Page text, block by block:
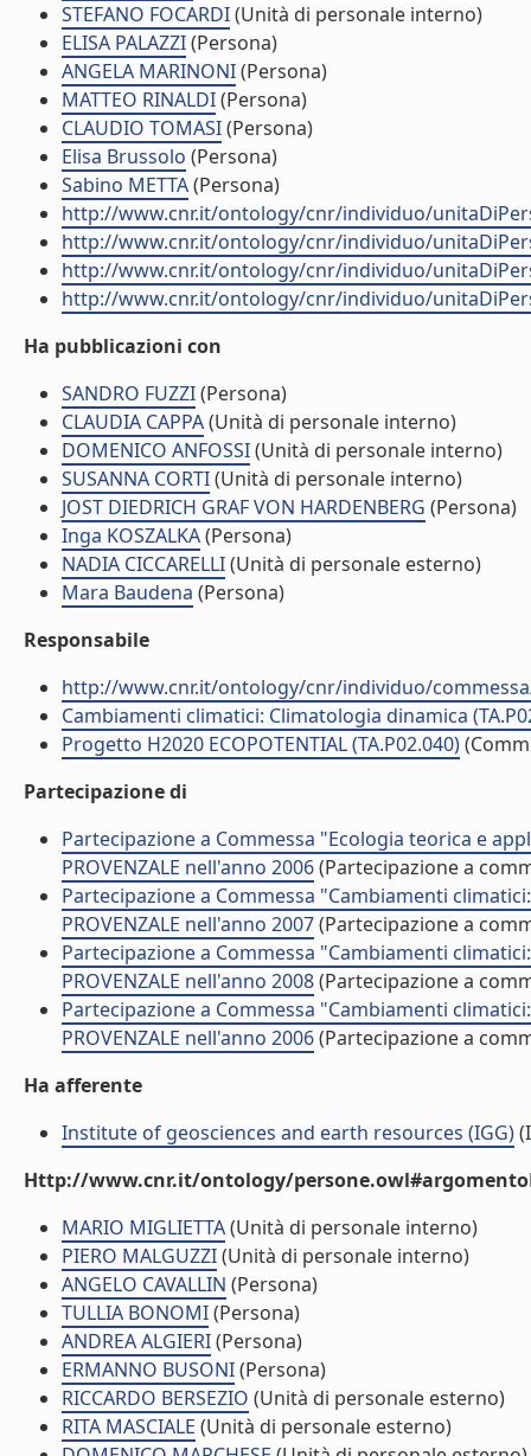
STEFANO FOCARDI(Unità di personale interno)
ELISA PALAZZI(Persona)
ANGELA MARINONI(Persona)
MATTEO RINALDI(Persona)
CLAUDIO TOMASI(Persona)
Elisa Brussolo (Persona)
Sabino METTA(Persona)
http://www.cnr.it/ontology/cnr/individuo/
http://www.cnr.it/ontology/cnr/individuo/
http://www.cnr.it/ontology/cnr/individuo/
http://www.cnr.it/ontology/cnr/individuo/
Ha pubblicazioni con
SANDRO FUZZI(Persona)
CLAUDIA CAPPA(Unità di personale interno)
DOMENICO ANFOSSI(Unità di personale interno)
SUSANNA CORTI(Unità di personale interno)
JOST DIEDRICH GRAF VON HARDENBERG (Persona)
Inga KOSZALKA(Persona)
NADIA CICCARELLI(Unità di personale esterno)
Mara Baudena (Persona)
Responsabile
http://www.cnr.it/ontology/cnr/individuo/
Cambiamenti climatici: Climatologia dinamica
Progetto H2020 ECOPOTENTIAL (TA.P02.040)
Partecipazione di
Partecipazione a Commessa "Ecologia teorica e
PROVENZALE nell'anno 2006(Partecipazione a
Partecipazione a Commessa "Cambiamenti
PROVENZALE nell'anno 2007(Partecipazione a
Partecipazione a Commessa "Cambiamenti
PROVENZALE nell'anno 2008(Partecipazione a
Partecipazione a Commessa "Cambiamenti
PROVENZALE nell'anno 2006(Partecipazione a
Ha afferente
Institute of geosciences and earth resources (IGG)
Http://www.cnr.it/ontology/
MARIO MIGLIETTA(Unità di personale interno)
PIERO MALGUZZI(Unità di personale interno)
ANGELO CAVALLIN (Persona)
TULLIA BONOMI(Persona)
ANDREA ALGIERI(Persona)
ERMANNO BUSONI(Persona)
RICCARDO BERSEZIO (Unità di personale esterno)
RITA MASCIALE (Unità di personale esterno)